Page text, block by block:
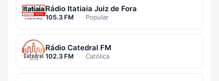
Rádio Itatiaia Juiz de Fora
105.3 FM · Popular
Rádio Catedral FM
102.3 FM · Católica